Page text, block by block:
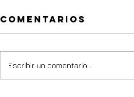
Comentarios
Escribir un comentario...